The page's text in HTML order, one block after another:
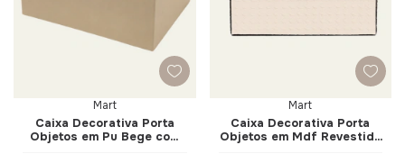
Mart
Caixa Decorativa Porta
Objetos em Pu Bege com
Mart
Caixa Decorativa Porta
Objetos em Mdf Revestida